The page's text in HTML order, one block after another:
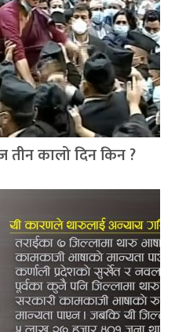
कालो दिन किन ?